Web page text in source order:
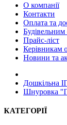
О компанії
Контакти
Оплата та
Будівельним
Прайс-ліст
Керівникам
Новини та
Дошкільна
Шнуровка
КАТЕГОРІЇ